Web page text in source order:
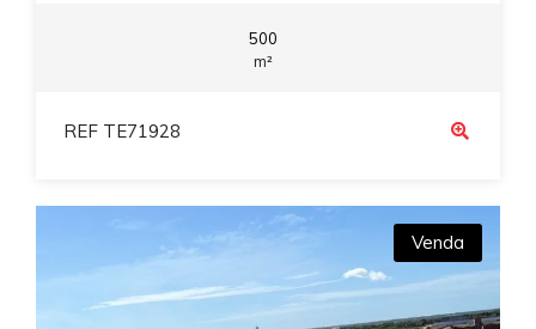
500
m²
REF TE71928
Venda